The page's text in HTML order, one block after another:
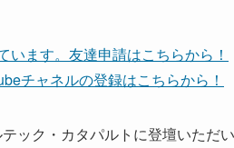
ます。友達申請はこちらから！
チャネルの登録はこちらから！
ック・カタパルトに登壇いただ